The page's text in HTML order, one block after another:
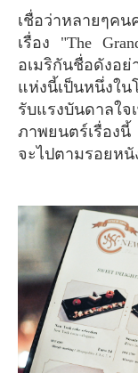
เชื่อว่าหลายๆคนคงเคยได้ยินภาพยนตร์ชื่อดัง
เรื่อง "The
อเมริกันชื่อดังอย่
แห่งนี้เป็นหนึ่งใน
รับแรงบันดาลใจ
ภาพยนตร์เรื่อง
จะไปตามรอยห